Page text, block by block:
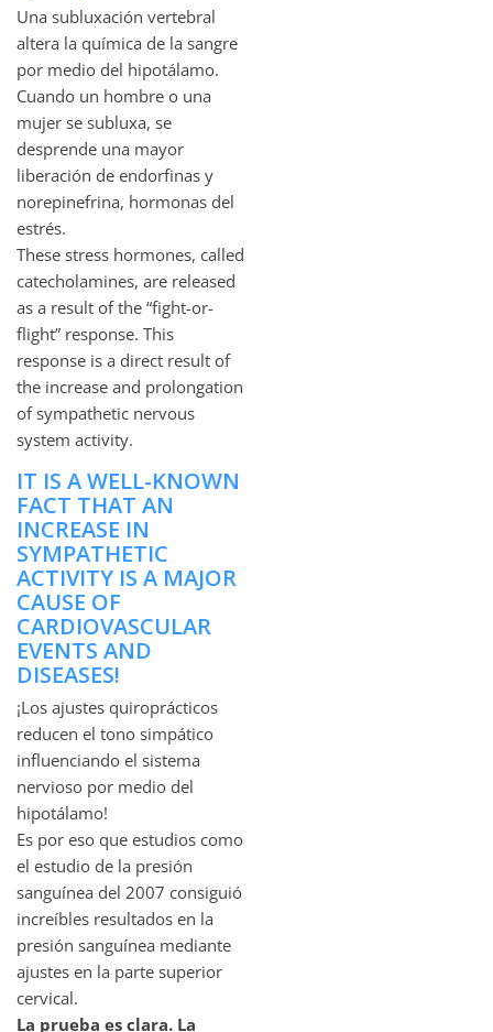
Una subluxación vertebral
altera la química de la sangre
por medio del hipotálamo.
Cuando un hombre o una
mujer se subluxa, se
desprende una mayor
liberación de endorfinas y
norepinefrina, hormonas del
estrés.
These stress hormones, called
catecholamines, are released
as a result of the “fight-or-
flight” response. This
response is a direct result of
the increase and prolongation
of sympathetic nervous
system activity.
IT IS A WELL-KNOWN
FACT THAT AN
INCREASE IN
SYMPATHETIC
ACTIVITY IS A MAJOR
CAUSE OF
CARDIOVASCULAR
EVENTS AND
DISEASES!
¡Los ajustes quiroprácticos
reducen el tono simpático
influenciando el sistema
nervioso por medio del
hipotálamo!
Es por eso que estudios como
el estudio de la presión
sanguínea del 2007 consiguió
increíbles resultados en la
presión sanguínea mediante
ajustes en la parte superior
cervical.
La prueba es clara. La